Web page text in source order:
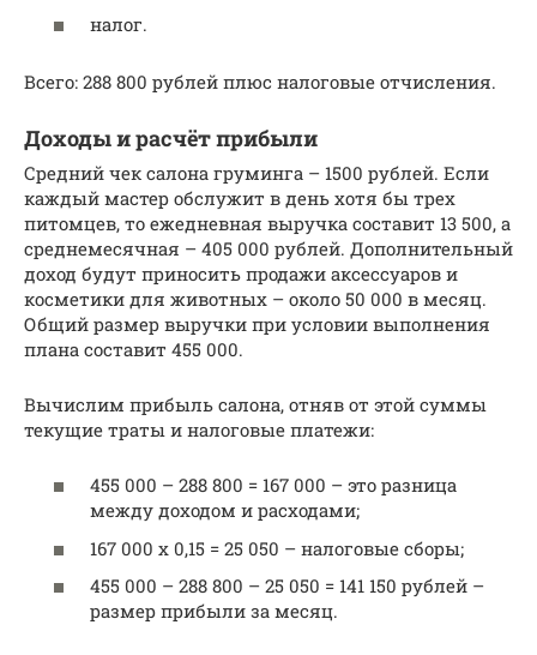
налог.
Всего: 288 800 рублей плюс налоговые отчисления.
Доходы и расчёт прибыли
Средний чек салона груминга – 1500 рублей. Если
каждый мастер обслужит в день хотя бы трех
питомцев, то ежедневная выручка составит 13 500, а
среднемесячная – 405 000 рублей. Дополнительный
доход будут приносить продажи аксессуаров и
косметики для животных – около 50 000 в месяц.
Общий размер выручки при условии выполнения
плана составит 455 000.
Вычислим прибыль салона, отняв от этой суммы
текущие траты и налоговые платежи:
455 000 – 288 800 = 167 000 – это разница
между доходом и расходами;
167 000 х 0,15 = 25 050 – налоговые сборы;
455 000 – 288 800 – 25 050 = 141 150 рублей –
размер прибыли за месяц.